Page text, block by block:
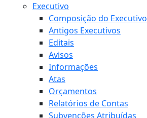
Executivo
Composição do Executivo
Antigos Executivos
Editais
Avisos
Informações
Atas
Orçamentos
Relatórios de Contas
Subvenções Atribuídas